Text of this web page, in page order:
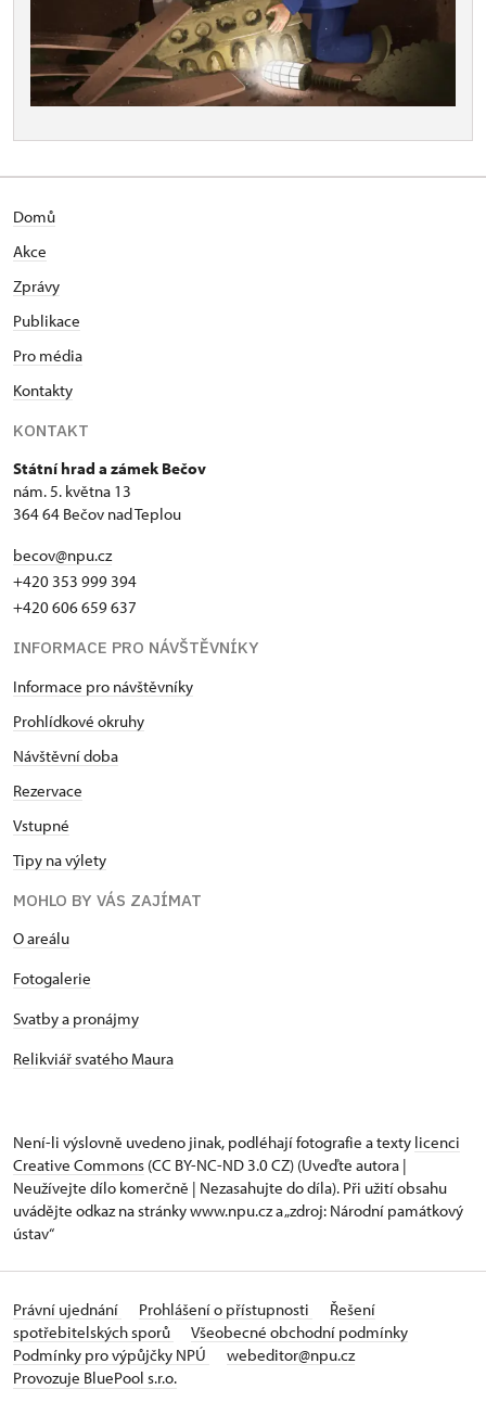
Domů
Akce
Zprávy
Publikace
Pro média
Kontakty
KONTAKT
Státní hrad a zámek Bečov
nám. 5. května 13
364 64 Bečov nad Teplou
becov@npu.cz
+420 353 999 394
+420 606 659 637
INFORMACE PRO NÁVŠTĚVNÍKY
Informace pro návštěvníky
Prohlídkové okruhy
Návštěvní doba
Rezervace
Vstupné
Tipy na výlety
MOHLO BY VÁS ZAJÍMAT
O areálu
Fotogalerie
Svatby a pronájmy
Relikviář svatého Maura
Není-li výslovně uvedeno jinak, podléhají fotografie a texty licenci
Creative Commons (CC BY-NC-ND 3.0 CZ) (Uveďte autora |
Neužívejte dílo komerčně | Nezasahujte do díla). Při užití obsahu
uvádějte odkaz na stránky www.npu.cz a „zdroj: Národní památkový
ústav“
Právní ujednání Prohlášení o přístupnosti
Řešení
spotřebitelských sporů
Všeobecné obchodní podmínky
Podmínky pro výpůjčky NPÚ
webeditor@npu.cz
Provozuje BluePool s.r.o.